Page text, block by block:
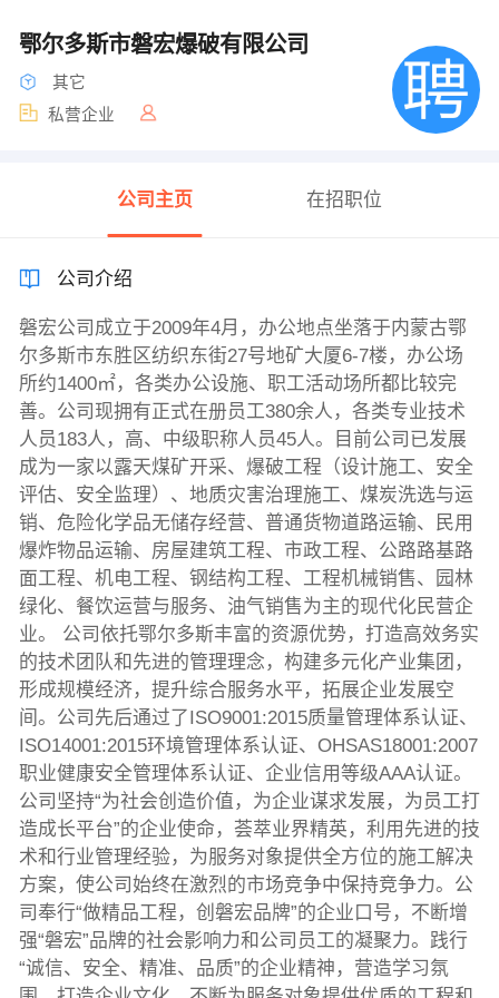
鄂尔多斯市磐宏爆破有限公司
其它
私营企业
公司主页 在招职位
公司介绍
磐宏公司成立于2009年4月，办公地点坐落于内蒙古鄂
尔多斯市东胜区纺织东街27号地矿大厦6-7楼，办公场
所约1400㎡，各类办公设施、职工活动场所都比较完
善。公司现拥有正式在册员工380余人，各类专业技术
人员183人，高、中级职称人员45人。目前公司已发展
成为一家以露天煤矿开采、爆破工程（设计施工、安全
评估、安全监理）、地质灾害治理施工、煤炭洗选与运
销、危险化学品无储存经营、普通货物道路运输、民用
爆炸物品运输、房屋建筑工程、市政工程、公路路基路
面工程、机电工程、钢结构工程、工程机械销售、园林
绿化、餐饮运营与服务、油气销售为主的现代化民营企
业。 公司依托鄂尔多斯丰富的资源优势，打造高效务实
的技术团队和先进的管理理念，构建多元化产业集团，
形成规模经济，提升综合服务水平，拓展企业发展空
间。公司先后通过了ISO9001:2015质量管理体系认证、
ISO14001:2015环境管理体系认证、OHSAS18001:2007
职业健康安全管理体系认证、企业信用等级AAA认证。
公司坚持“为社会创造价值，为企业谋求发展，为员工打
造成长平台”的企业使命，荟萃业界精英，利用先进的技
术和行业管理经验，为服务对象提供全方位的施工解决
方案，使公司始终在激烈的市场竞争中保持竞争力。公
司奉行“做精品工程，创磐宏品牌”的企业口号，不断增
强“磐宏”品牌的社会影响力和公司员工的凝聚力。践行
“诚信、安全、精准、品质”的企业精神，营造学习氛